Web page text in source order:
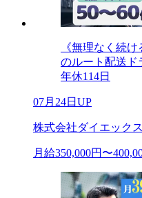
《無理なく続
のルート配送
年休114日
07月24日UP
株式会社ダイエック
月給350,000円〜